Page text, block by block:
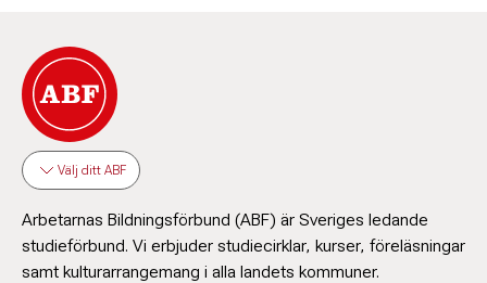
Välj ditt ABF
Arbetarnas Bildningsförbund (ABF) är Sveriges ledande
studieförbund. Vi erbjuder studiecirklar, kurser, föreläsningar
samt kulturarrangemang i alla landets kommuner.